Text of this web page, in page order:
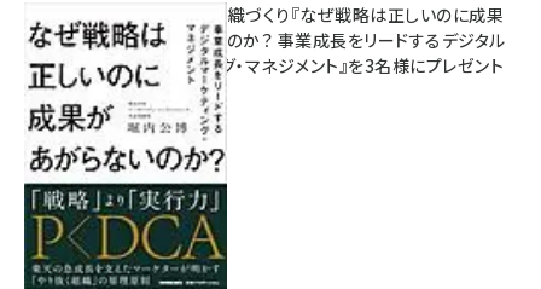
成果を生む組織づくり『なぜ戦略は正しいのに成果
があがらないのか？ 事業成長をリードするデジタル
マーケティング・マネジメント』を3名様にプレゼント
8月7日 10:00